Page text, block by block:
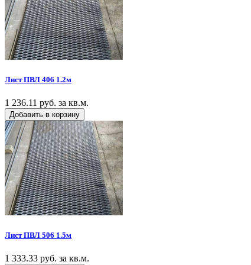
Лист ПВЛ 406 1.2м
1 236.11 руб. за кв.м.
Добавить в корзину
Лист ПВЛ 506 1.5м
1 333.33 руб. за кв.м.